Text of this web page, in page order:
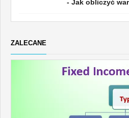
- Jak obliczyć
ZALECANE